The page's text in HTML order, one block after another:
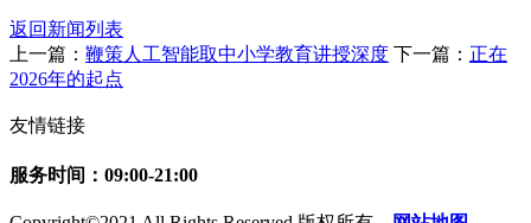
返回新闻列表
上一篇： 鞭策人工智能取中小学教育讲授深度 下一篇： 正在
2026年的起点
友情链接
服务时间：09:00-21:00